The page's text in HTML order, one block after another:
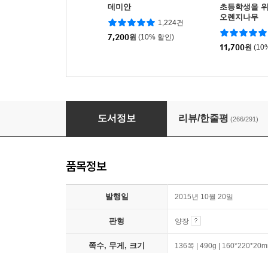
데미안
1,224건
7,200원 (10% 할인)
초등학생을
오렌지나무
11,700원
어린 왕자
도서정보 리뷰/한줄평 (266/291)
품목정보
발행일 2015년 10월 20일
판형 양장
쪽수, 무게, 크기 136쪽 | 490g |